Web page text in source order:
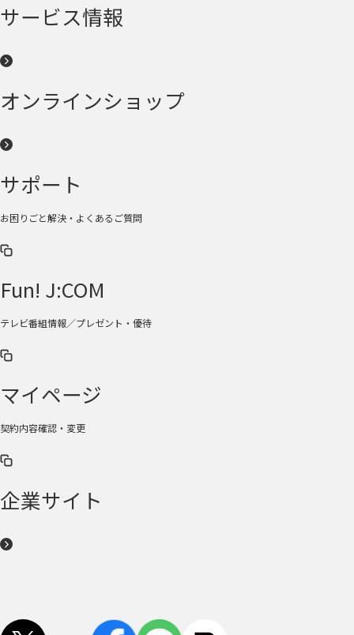
サービス情報
オンラインショップ
サポート
お困りごと解決・よくあるご質問
Fun! J:COM
テレビ番組情報／プレゼント・優待
マイページ
契約内容確認・変更
企業サイト